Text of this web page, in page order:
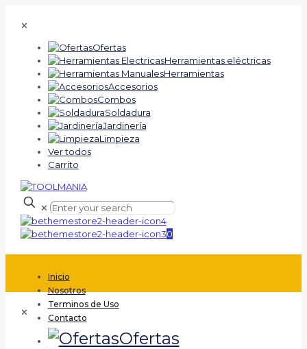
✕
Ofertas
Herramientas eléctricas
Herramientas
Accesorios
Combos
Soldadura
Jardinería
Limpieza
Ver todos
Carrito
✕
0
Inicio
Nosotros
Terminos de Uso
Contacto
✕
Ofertas